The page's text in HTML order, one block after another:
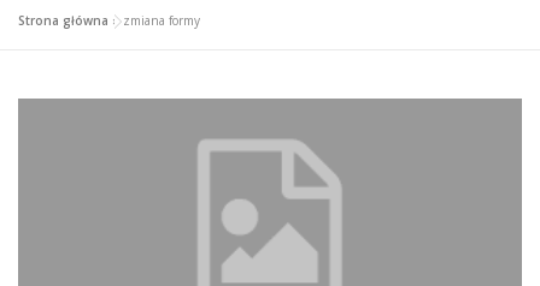
BLOG KONTAKT
Strona główna »zmiana formy